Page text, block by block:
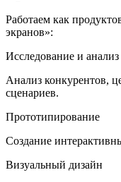
Работаем как
экранов»:
Исследование и анализ
Анализ конкурентов,
сценариев.
Прототипирование
Создание
Визуальный дизайн